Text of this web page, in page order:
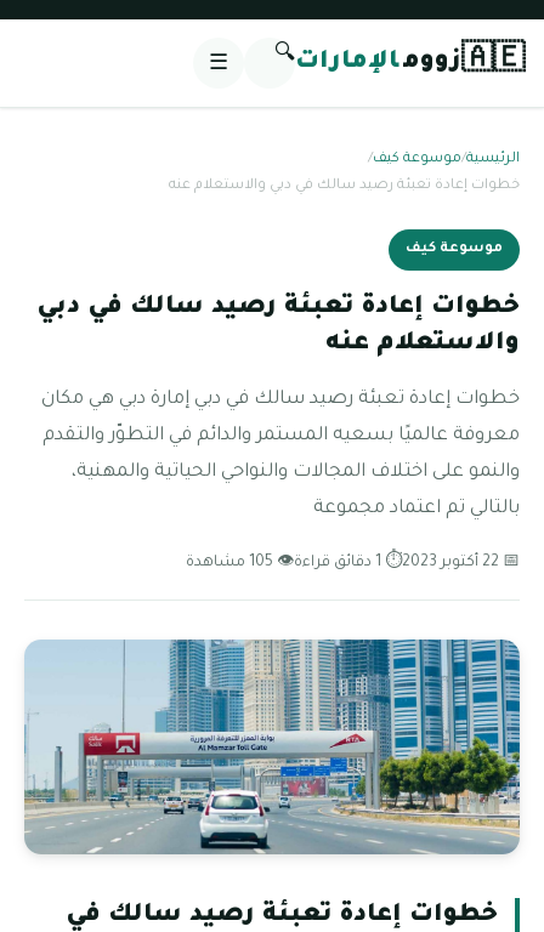
🇦🇪زوومالإمارات🔍
☰
الرئيسية/موسوعة كيف/
خطوات إعادة تعبئة رصيد سالك في دبي والاستعلام عنه
موسوعة كيف
خطوات إعادة تعبئة رصيد سالك في دبي
والاستعلام عنه
خطوات إعادة تعبئة رصيد سالك في دبي إمارة دبي هي مكان
معروفة عالميًا بسعيه المستمر والدائم في التطوّر والتقدم
والنمو على اختلاف المجالات والنواحي الحياتية والمهنية،
بالتالي تم اعتماد مجموعة
📅 22 أكتوبر 2023 ⏱ 1 دقائق قراءة 👁 105 مشاهدة
خطوات إعادة تعبئة رصيد سالك في